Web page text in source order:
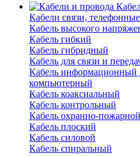
Кабели связи,
Кабель высокого
Кабель гибкий
Кабель гибридный
Кабель для связи и
Кабель информационный
компьютерный
Кабель коаксиальный
Кабель контрольный
Кабель охранно-
Кабель плоский
Кабель силовой
Кабель спиральный